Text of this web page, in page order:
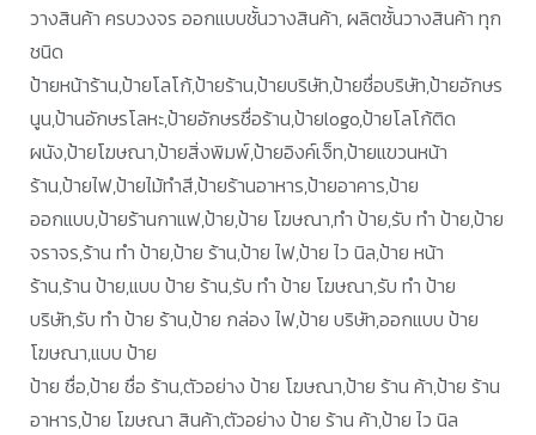
วางสินค้า ครบวงจร ออกแบบชั้นวางสินค้า, ผลิตชั้นวางสินค้า ทุก
ชนิด
ป้ายหน้าร้าน,ป้ายโลโก้,ป้ายร้าน,ป้ายบริษัท,ป้ายชื่อบริษัท,ป้ายอักษร
นูน,ป้านอักษรโลหะ,ป้ายอักษรชื่อร้าน,ป้ายlogo,ป้ายโลโก้ติด
ผนัง,ป้ายโฆษณา,ป้ายสิ่งพิมพ์,ป้ายอิงค์เจ็ท,ป้ายแขวนหน้า
ร้าน,ป้ายไฟ,ป้ายไม้ทำสี,ป้ายร้านอาหาร,ป้ายอาคาร,ป้าย
ออกแบบ,ป้ายร้านกาแฟ,ป้าย,ป้าย โฆษณา,ทำ ป้าย,รับ ทำ ป้าย,ป้าย
จราจร,ร้าน ทำ ป้าย,ป้าย ร้าน,ป้าย ไฟ,ป้าย ไว นิล,ป้าย หน้า
ร้าน,ร้าน ป้าย,แบบ ป้าย ร้าน,รับ ทำ ป้าย โฆษณา,รับ ทำ ป้าย
บริษัท,รับ ทำ ป้าย ร้าน,ป้าย กล่อง ไฟ,ป้าย บริษัท,ออกแบบ ป้าย
โฆษณา,แบบ ป้าย
ป้าย ชื่อ,ป้าย ชื่อ ร้าน,ตัวอย่าง ป้าย โฆษณา,ป้าย ร้าน ค้า,ป้าย ร้าน
อาหาร,ป้าย โฆษณา สินค้า,ตัวอย่าง ป้าย ร้าน ค้า,ป้าย ไว นิล